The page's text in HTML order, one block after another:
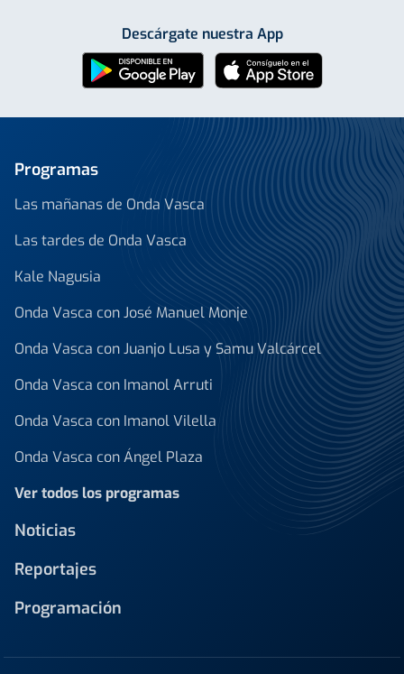
Descárgate nuestra App
Programas
Las mañanas de Onda Vasca
Las tardes de Onda Vasca
Kale Nagusia
Onda Vasca con José Manuel Monje
Onda Vasca con Juanjo Lusa y Samu Valcárcel
Onda Vasca con Imanol Arruti
Onda Vasca con Imanol Vilella
Onda Vasca con Ángel Plaza
Ver todos los programas
Noticias
Reportajes
Programación